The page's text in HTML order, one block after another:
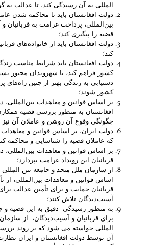
­المللی به آن رسیدگی کند، تا عدالت به
دولت افغانستان باید تا ‌محاکمه شدن
بین‌المللی، پرداخت غرامت به قربانیان
قضیه را پیگیری کند؛
دولت افغانستان باید از خانواده‌های
کند؛
دولت افغانستان باید شرایط مناسب
کشور فراهم کند، تا شهروندان ‌مجبور
دستیابی به زندگی بهتر از چنین راه‌های
کشور ‌شوند؛
بر اساس قوانین و معاهدات بین‌المللی،
افغانستان به منظور بررسی ‌قضیه
چگونگی وقوع آن روشن و عاملان آن
دولت ایران، بر اساس قوانین و
که عاملان ‌قضیه را شناسایی و ‌محاکمه
بر اساس قوانین و معاهدات بین‌المللی،
قربانیان این رویداد غرامت بپردازد؛
از سازمان ملل متحد و جامعه بین
اساس قوانین و معاهدات بین‌المللی،
‌قربانیان حمایت‌‌ و برای تأمین عدالت
آسیب‌دیدگان تلاش کنند؛
به منظور رسیدگی دقیق به این قضیه و
برای قربانیان و آسیب‌دیدگان، از
­المللی خواسته می ­شود که بر روند
آن توسط دولت افغانستان و ایران